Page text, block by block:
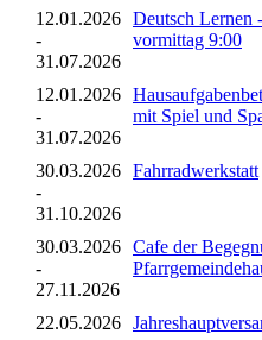
12.01.2026
-
31.07.2026
Deutsch Lernen
vormittag 9:00
12.01.2026
-
31.07.2026
mit Spiel und
30.03.2026
-
31.10.2026
Fahrradwerkstatt
30.03.2026
-
27.11.2026
Cafe der
22.05.2026